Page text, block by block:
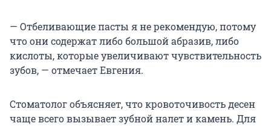
— Отбеливающие пасты я не рекомендую, потому
что они содержат либо большой абразив, либо
кислоты, которые увеличивают чувствительность
зубов, — отмечает Евгения.
Стоматолог объясняет, что кровоточивость десен
чаще всего вызывает зубной налет и камень. Для